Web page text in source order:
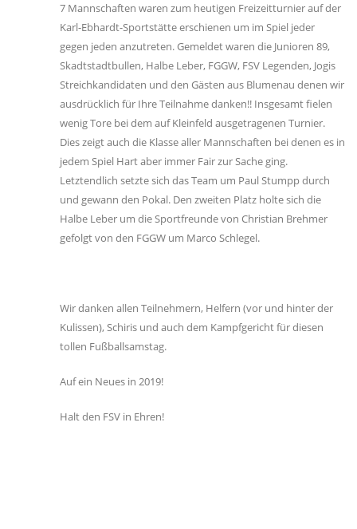
7 Mannschaften waren zum heutigen Freizeitturnier auf der
Karl-Ebhardt-Sportstätte erschienen um im Spiel jeder
gegen jeden anzutreten. Gemeldet waren die Junioren 89,
Skadtstadtbullen, Halbe Leber, FGGW, FSV Legenden, Jogis
Streichkandidaten und den Gästen aus Blumenau denen wir
ausdrücklich für Ihre Teilnahme danken!! Insgesamt fielen
wenig Tore bei dem auf Kleinfeld ausgetragenen Turnier.
Dies zeigt auch die Klasse aller Mannschaften bei denen es in
jedem Spiel Hart aber immer Fair zur Sache ging.
Letztendlich setzte sich das Team um Paul Stumpp durch
und gewann den Pokal. Den zweiten Platz holte sich die
Halbe Leber um die Sportfreunde von Christian Brehmer
gefolgt von den FGGW um Marco Schlegel.
Wir danken allen Teilnehmern, Helfern (vor und hinter der
Kulissen), Schiris und auch dem Kampfgericht für diesen
tollen Fußballsamstag.
Auf ein Neues in 2019!
Halt den FSV in Ehren!